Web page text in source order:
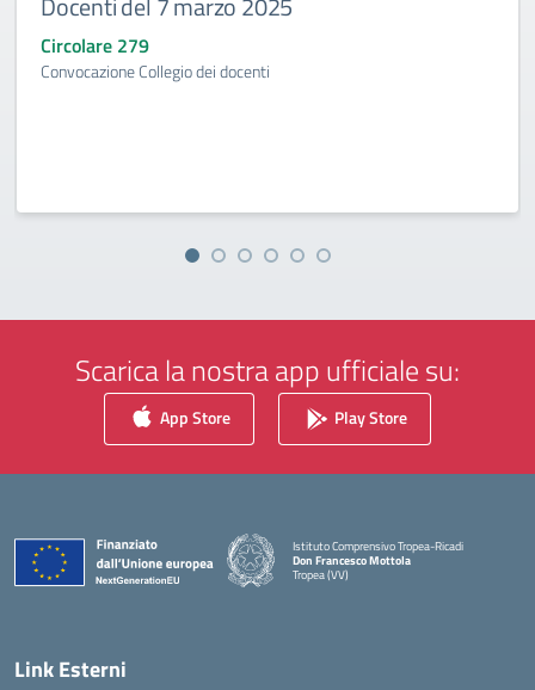
Circolare 279
Convocazione Collegio dei docenti
Scarica la nostra app ufficiale su:
App Store Play Store
Istituto Comprensivo Tropea-Ricadi
Don Francesco Mottola
Tropea (VV)
— Visita la pagina iniziale della scuola
Link Esterni